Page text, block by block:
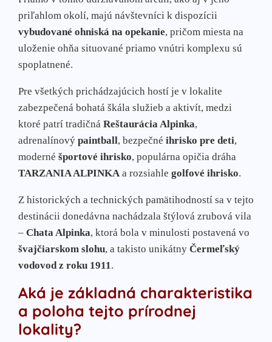
priľahlom okolí, majú návštevníci k dispozícii
vybudované ohniská na opekanie, pričom miesta na
uloženie ohňa situované priamo vnútri komplexu sú
spoplatnené.
Pre všetkých prichádzajúcich hostí je v lokalite
zabezpečená bohatá škála služieb a aktivít, medzi
ktoré patrí tradičná Reštaurácia Alpinka,
adrenalínový paintball, bezpečné ihrisko pre deti,
moderné športové ihrisko, populárna opičia dráha
TARZANIA ALPINKA a rozsiahle golfové ihrisko.
Z historických a technických pamätihodností sa v tejto
destinácii donedávna nachádzala štýlová zrubová vila
– Chata Alpinka, ktorá bola v minulosti postavená vo
švajčiarskom slohu, a takisto unikátny Čermeľský
vodovod z roku 1911.
Aká je základná charakteristika
a poloha tejto prírodnej
lokality?